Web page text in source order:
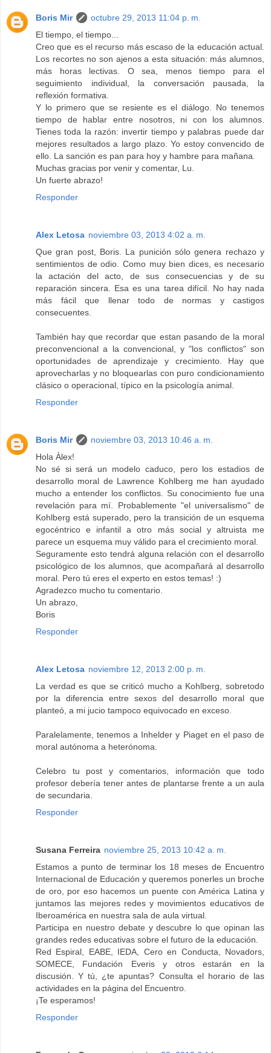
Boris Mir
octubre 29, 2013 11:04 p. m.
El tiempo, el tiempo...
Creo que es el recurso más escaso de la educación actual.
Los recortes no son ajenos a esta situación: más alumnos,
más horas lectivas. O sea, menos tiempo para el
seguimiento individual, la conversación pausada, la
reflexión formativa.
Y lo primero que se resiente es el diálogo. No tenemos
tiempo de hablar entre nosotros, ni con los alumnos.
Tienes toda la razón: invertir tiempo y palabras puede dar
mejores resultados a largo plazo. Yo estoy convencido de
ello. La sanción es pan para hoy y hambre para mañana.
Muchas gracias por venir y comentar, Lu.
Un fuerte abrazo!
Responder
Alex Letosa noviembre 03, 2013 4:02 a. m.
Que gran post, Boris. La punición sólo genera rechazo y
sentimientos de odio. Como muy bien dices, es necesario
la actación del acto, de sus consecuencias y de su
reparación sincera. Esa es una tarea difícil. No hay nada
más fácil que llenar todo de normas y castigos
consecuentes.
También hay que recordar que estan pasando de la moral
preconvencional a la convencional, y "los conflictos" son
oportunidades de aprendizaje y crecimiento. Hay que
aprovecharlas y no bloquearlas con puro condicionamiento
clásico o operacional, típico en la psicología animal.
Responder
Boris Mir
noviembre 03, 2013 10:46 a. m.
Hola Àlex!
No sé si será un modelo caduco, pero los estadios de
desarrollo moral de Lawrence Kohlberg me han ayudado
mucho a entender los conflictos. Su conocimiento fue una
revelación para mí. Probablemente "el universalismo" de
Kohlberg está superado, pero la transición de un esquema
egocéntrico e infantil a otro más social y altruista me
parece un esquema muy válido para el crecimiento moral.
Seguramente esto tendrá alguna relación con el desarrollo
psicológico de los alumnos, que acompañará al desarrollo
moral. Pero tú eres el experto en estos temas! :)
Agradezco mucho tu comentario.
Un abrazo,
Boris
Responder
Alex Letosa noviembre 12, 2013 2:00 p. m.
La verdad es que se criticó mucho a Kohlberg, sobretodo
por la diferencia entre sexos del desarrollo moral que
planteó, a mi jucio tampoco equivocado en exceso.
Paralelamente, tenemos a Inhelder y Piaget en el paso de
moral autónoma a heterónoma.
Celebro tu post y comentarios, información que todo
profesor debería tener antes de plantarse frente a un aula
de secundaria.
Responder
Susana Ferreira noviembre 25, 2013 10:42 a. m.
Estamos a punto de terminar los 18 meses de Encuentro
Internacional de Educación y queremos ponerles un broche
de oro, por eso hacemos un puente con América Latina y
juntamos las mejores redes y movimientos educativos de
Iberoamérica en nuestra sala de aula virtual.
Participa en nuestro debate y descubre lo que opinan las
grandes redes educativas sobre el futuro de la educación.
Red Espiral, EABE, IEDA, Cero en Conducta, Novadors,
SOMECE, Fundación Everis y otros estarán en la
discusión. Y tú, ¿te apuntas? Consulta el horario de las
actividades en la página del Encuentro.
¡Te esperamos!
Responder